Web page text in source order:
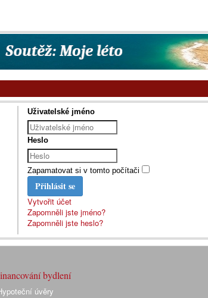
Uživatelské jméno
Heslo
Zapamatovat si v tomto počítači
Přihlásit se
Vytvořit účet
Zapomněli jste jméno?
Zapomněli jste heslo?
bydlení
úvěry